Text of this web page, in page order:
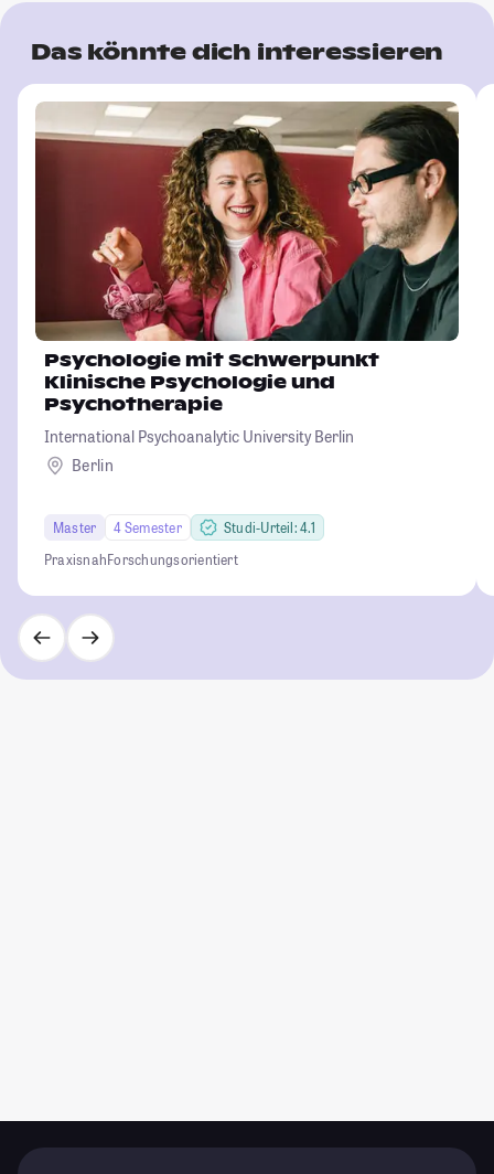
Das könnte dich interessieren
Psychologie mit Schwerpunkt
Klinische Psychologie und
Psychotherapie
International Psychoanalytic University Berlin
Berlin
Master 4 Semester
Studi-Urteil: 4.1
PraxisnahForschungsorientiert